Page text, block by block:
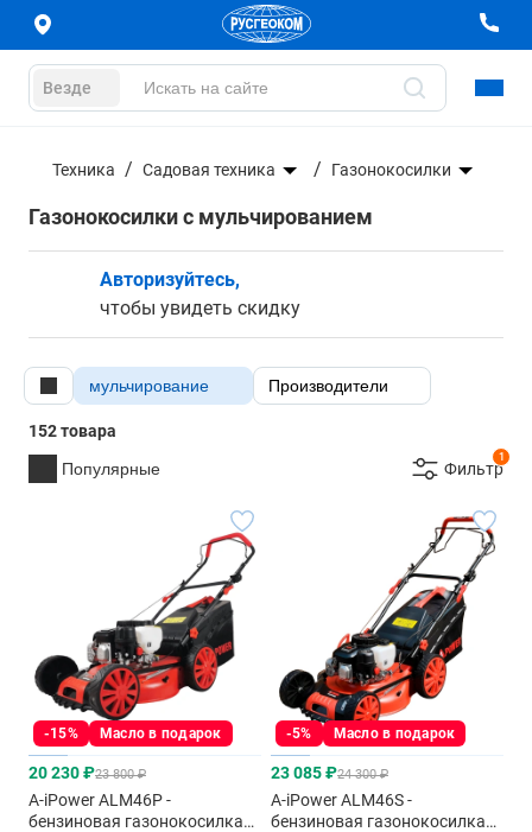
Везде
Техника Садовая техника Газонокосилки
Газонокосилки с мульчированием
Авторизуйтесь,
чтобы увидеть скидку
мульчирование Производители
152 товара
Популярные
1
Фильтр
-15% Масло в подарок
20 230 ₽23 800 ₽
A-iPower ALM46P -
бензиновая газонокосилка
-5% Масло в подарок
23 085 ₽24 300 ₽
A-iPower ALM46S -
бензиновая газонокосилка